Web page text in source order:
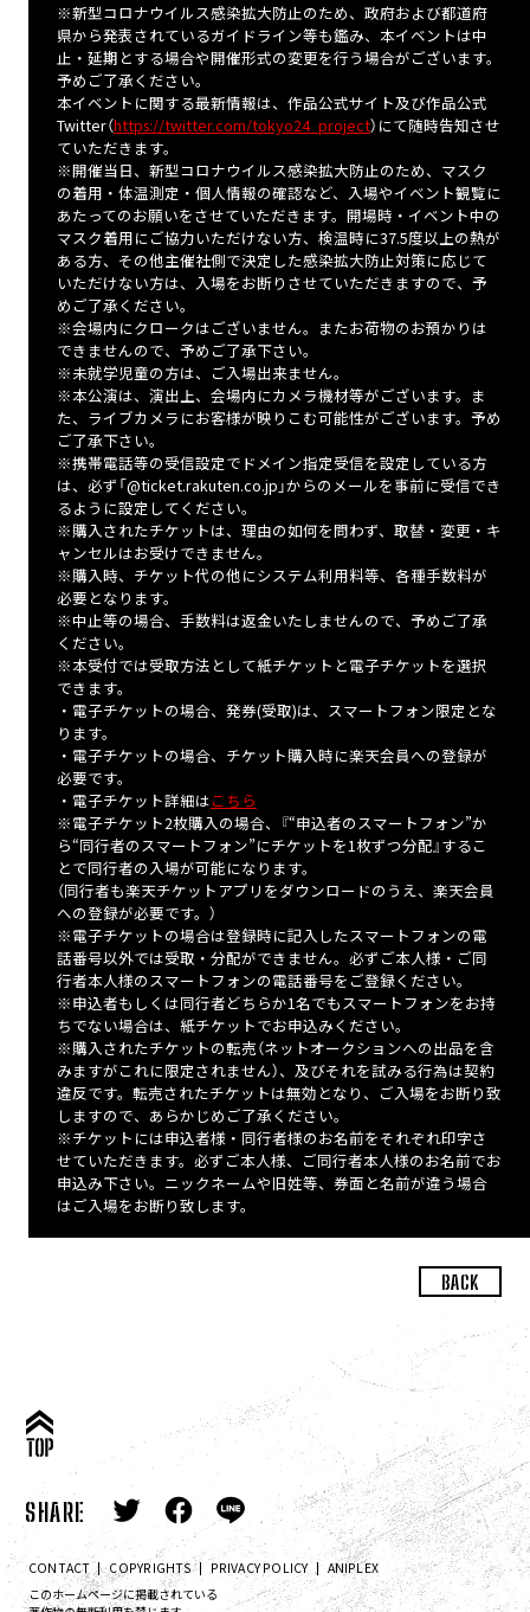
※新型コロナウイルス感染拡大防止のため、政府および都道府
県から発表されているガイドライン等も鑑み、本イベントは中
止・延期とする場合や開催形式の変更を行う場合がございます。
予めご了承ください。
本イベントに関する最新情報は、作品公式サイト及び作品公式
Twitter（https://twitter.com/tokyo24_project）にて随時告知させ
ていただきます。
※開催当日、新型コロナウイルス感染拡大防止のため、マスク
の着用・体温測定・個人情報の確認など、入場やイベント観覧に
あたってのお願いをさせていただきます。開場時・イベント中の
マスク着用にご協力いただけない方、検温時に37.5度以上の熱が
ある方、その他主催社側で決定した感染拡大防止対策に応じて
いただけない方は、入場をお断りさせていただきますので、予
めご了承ください。
※会場内にクロークはございません。またお荷物のお預かりは
できませんので、予めご了承下さい。
※未就学児童の方は、ご入場出来ません。
※本公演は、演出上、会場内にカメラ機材等がございます。ま
た、ライブカメラにお客様が映りこむ可能性がございます。予め
ご了承下さい。
※携帯電話等の受信設定でドメイン指定受信を設定している方
は、必ず「@ticket.rakuten.co.jp」からのメールを事前に受信でき
るように設定してください。
※購入されたチケットは、理由の如何を問わず、取替・変更・キ
ャンセルはお受けできません。
※購入時、チケット代の他にシステム利用料等、各種手数料が
必要となります。
※中止等の場合、手数料は返金いたしませんので、予めご了承
ください。
※本受付では受取方法として紙チケットと電子チケットを選択
できます。
・電子チケットの場合、発券(受取)は、スマートフォン限定とな
ります。
・電子チケットの場合、チケット購入時に楽天会員への登録が
必要です。
・電子チケット詳細はこちら
※電子チケット2枚購入の場合、『“申込者のスマートフォン”か
ら“同行者のスマートフォン”にチケットを1枚ずつ分配』するこ
とで同行者の入場が可能になります。
（同行者も楽天チケットアプリをダウンロードのうえ、楽天会員
への登録が必要です。）
※電子チケットの場合は登録時に記入したスマートフォンの電
話番号以外では受取・分配ができません。必ずご本人様・ご同
行者本人様のスマートフォンの電話番号をご登録ください。
※申込者もしくは同行者どちらか1名でもスマートフォンをお持
ちでない場合は、紙チケットでお申込みください。
※購入されたチケットの転売（ネットオークションへの出品を含
みますがこれに限定されません）、及びそれを試みる行為は契約
違反です。転売されたチケットは無効となり、ご入場をお断り致
しますので、あらかじめご了承ください。
※チケットには申込者様・同行者様のお名前をそれぞれ印字さ
せていただきます。必ずご本人様、ご同行者本人様のお名前でお
申込み下さい。ニックネームや旧姓等、券面と名前が違う場合
はご入場をお断り致します。
BACK
SHARE
CONTACT COPYRIGHTS PRIVACY POLICY
ANIPLEX
このホームページに掲載されている